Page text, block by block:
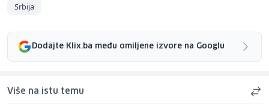
Srbija
Dodajte Klix.ba među omiljene izvore na Googlu
Više na istu temu